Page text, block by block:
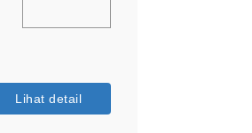
Lihat detail